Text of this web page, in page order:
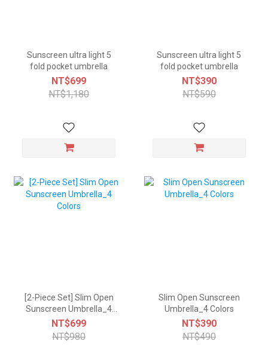
Sunscreen ultra light 5
fold pocket umbrella
NT$699
NT$1,180
Sunscreen ultra light 5
fold pocket umbrella
NT$390
NT$590
[2-Piece Set] Slim Open
Sunscreen Umbrella_4
Colors
NT$699
NT$980
Slim Open Sunscreen
Umbrella_4 Colors
NT$390
NT$490